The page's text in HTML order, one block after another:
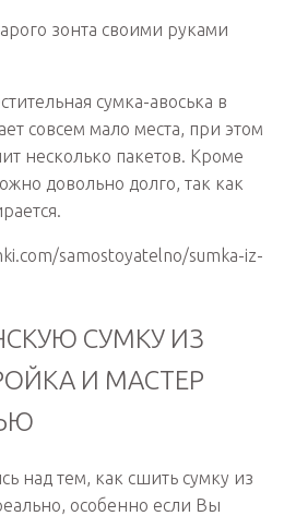
сумка-авоська в
совсем мало места, при этом
несколько пакетов. Кроме
довольно долго, так как
samostoyatelno/sumka-iz-
СУМКУ ИЗ
И МАСТЕР
над тем, как сшить сумку из
особенно если Вы